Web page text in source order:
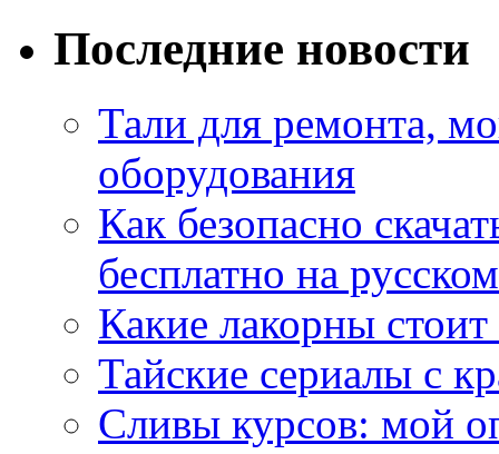
Последние новости
Тали для ремонта,
оборудования
Как безопасно
бесплатно на
Какие лакорны
Тайские сериалы с
Сливы курсов: мой